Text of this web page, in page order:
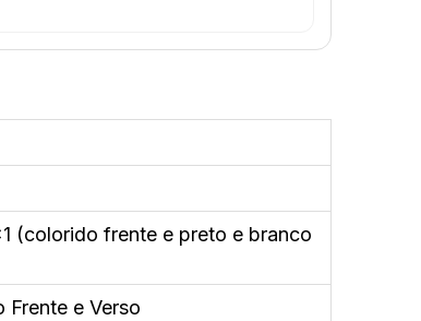
(colorido frente e preto e branco
Frente e Verso